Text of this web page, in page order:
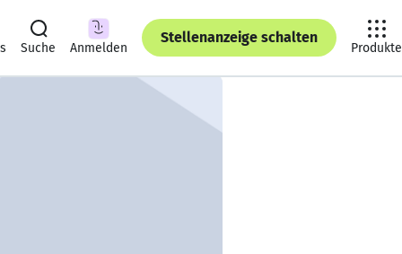
Suche Anmelden
Stellenanzeige schalten
Produkte